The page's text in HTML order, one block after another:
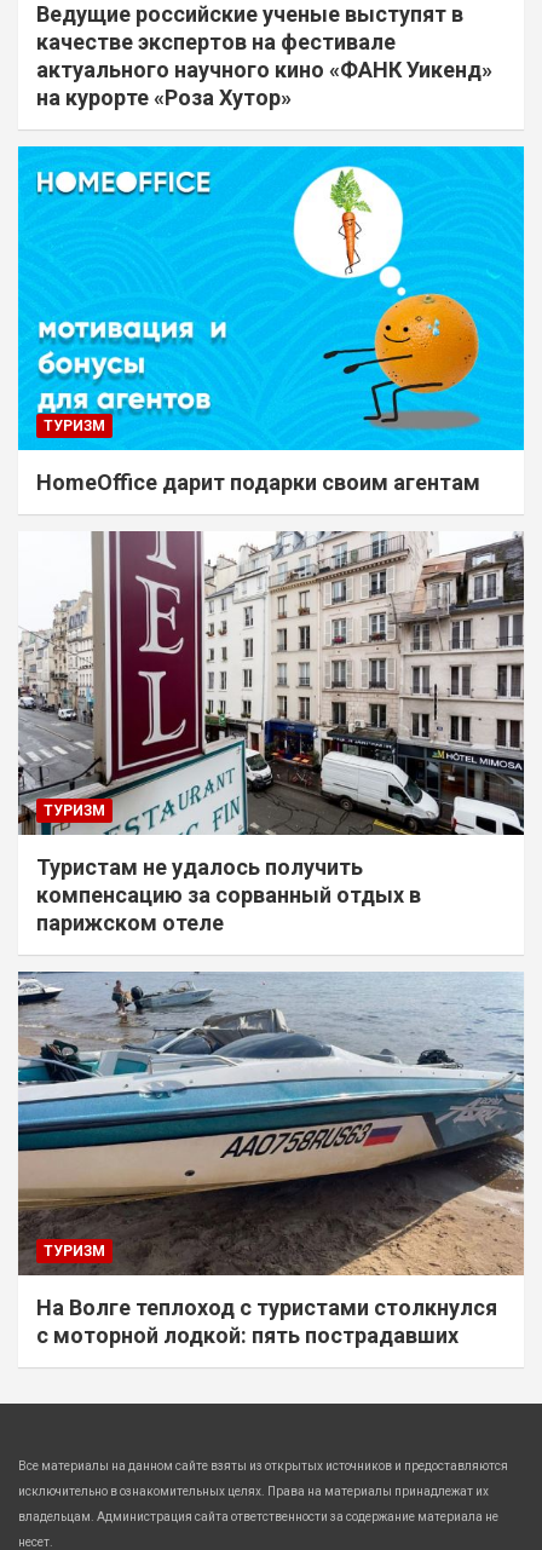
Ведущие российские ученые выступят в
качестве экспертов на фестивале
актуального научного кино «ФАНК Уикенд»
на курорте «Роза Хутор»
ТУРИЗМ
HomeOffice дарит подарки своим агентам
ТУРИЗМ
Туристам не удалось получить
компенсацию за сорванный отдых в
парижском отеле
ТУРИЗМ
На Волге теплоход с туристами столкнулся
с моторной лодкой: пять пострадавших
Все материалы на данном сайте взяты из открытых источников и предоставляются
исключительно в ознакомительных целях. Права на материалы принадлежат их
владельцам. Администрация сайта ответственности за содержание материала не
несет.